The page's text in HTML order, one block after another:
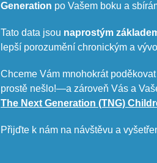
Generation po Vašem boku a
Tato data jsou naprostým
lepší porozumění chronickým a
Chceme Vám mnohokrát
prostě nešlo!—a zároveň Vás a
The Next Generation (TNG)
Přijďte k nám na návštěvu a